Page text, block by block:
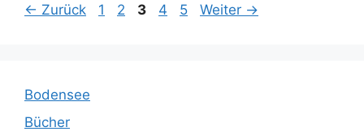
← Zurück Seite
1 Seite
2 Seite
3 Seite
4 Seite
5 Weiter →
Bodensee
Bücher